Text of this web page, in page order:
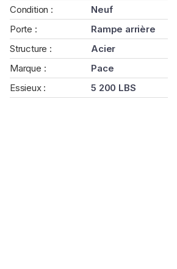
Condition :
Neuf
Porte :
Rampe arrière
Structure :
Acier
Marque :
Pace
Essieux :
5 200 LBS